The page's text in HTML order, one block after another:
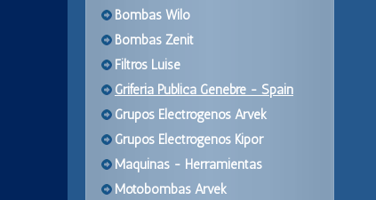
Bombas Wilo
Bombas Zenit
Filtros Luise
Griferia Publica Genebre - Spain
Grupos Electrogenos Arvek
Grupos Electrogenos Kipor
Maquinas - Herramientas
Motobombas Arvek